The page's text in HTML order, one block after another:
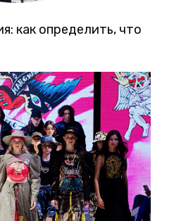
как определить, что